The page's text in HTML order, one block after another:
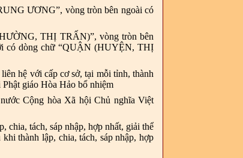
ƯƠNG”, vòng tròn bên ngoài có
THỊ TRẤN)”, vòng tròn bên
có dòng chữ “QUẬN (HUYỆN, THỊ
hệ với cấp cơ sở, tại mỗi tỉnh, thành
giáo Hòa Hảo bổ nhiệm
Cộng hòa Xã hội Chủ nghĩa Việt
chia, tách, sáp nhập, hợp nhất, giải thể
thành lập, chia, tách, sáp nhập, hợp